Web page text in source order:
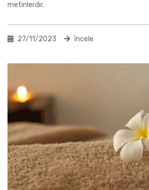
metinlerdir.
27/11/2023 İncele